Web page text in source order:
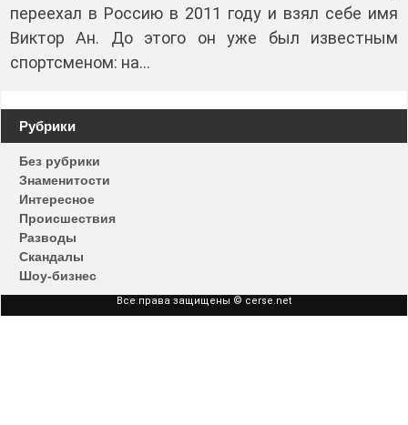
переехал в Россию в 2011 году и взял себе имя
Виктор Ан. До этого он уже был известным
спортсменом: на…
Рубрики
Без рубрики
Знаменитости
Интересное
Происшествия
Разводы
Скандалы
Шоу-бизнес
Все права защищены © cerse.net